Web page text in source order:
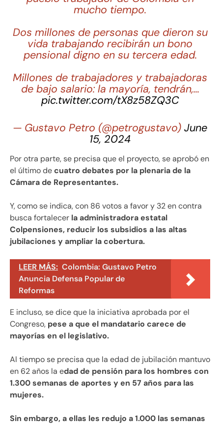
mucho tiempo.
Dos millones de personas que dieron su
vida trabajando recibirán un bono
pensional digno en su tercera edad.
Millones de trabajadores y trabajadoras
de bajo salario: la mayoría, tendrán,…
pic.twitter.com/tX8z58ZQ3C
— Gustavo Petro (@petrogustavo) June
15, 2024
Por otra parte, se precisa que el proyecto, se aprobó en
el último decuatro debates por la plenaria de la
Cámara de Representantes.
Y, como se indica, con 86 votos a favor y 32 en contra
busca fortalecer la administradora estatal
Colpensiones, reducir los subsidios a las altas
jubilaciones y ampliar la cobertura.
LEER MÁS: Colombia: Gustavo Petro
Anuncia Defensa Popular de
Reformas
E incluso, se dice que la iniciativa aprobada por el
Congreso, pese a que el mandatario carece de
mayorías en el legislativo.
Al tiempo se precisa que la edad de jubilación mantuvo
en 62 años la edad de pensión para los hombres con
1.300 semanas de aportes y en 57 años para las
mujeres.
Sin embargo, a ellas les redujo a 1.000 las semanas